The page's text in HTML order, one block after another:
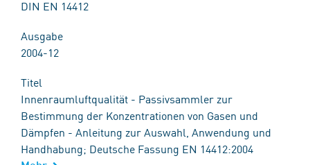
DIN EN 14412
Ausgabe
2004-12
Titel
Innenraumluftqualität - Passivsammler zur
Bestimmung der Konzentrationen von Gasen und
Dämpfen - Anleitung zur Auswahl, Anwendung und
Handhabung; Deutsche Fassung EN 14412:2004